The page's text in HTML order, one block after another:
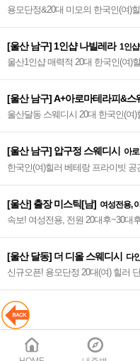
용모단정&20대 미모의 한국인(여)
[울산 남구] 1인샵 나빌레라 1인
울산1인샵 매력적 20대 한국인(여)
[울산 남구] A+아로마테라피&스
울산달동 스웨디시 20대 한국인(여
[울산 남구] 압구정 스웨디시
아
한국인(여)힐러 베테랑 프라이빗 공간 만족도
[울산] 출장 미스틱[남] 여성전용,
속보! 여성전용, 전원 20대후~30대
[울산 달동] 더 디올 스웨디시
다
신규오픈! 용모단정 20대(여) 힐러